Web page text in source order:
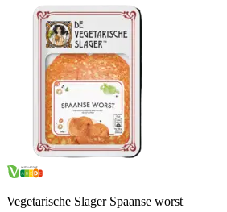
Vegetarische Slager Spaanse worst